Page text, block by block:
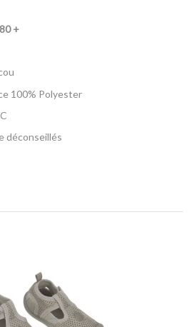
+
100% Polyester
déconseillés